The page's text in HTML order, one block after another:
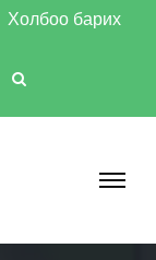
Холбоо барих